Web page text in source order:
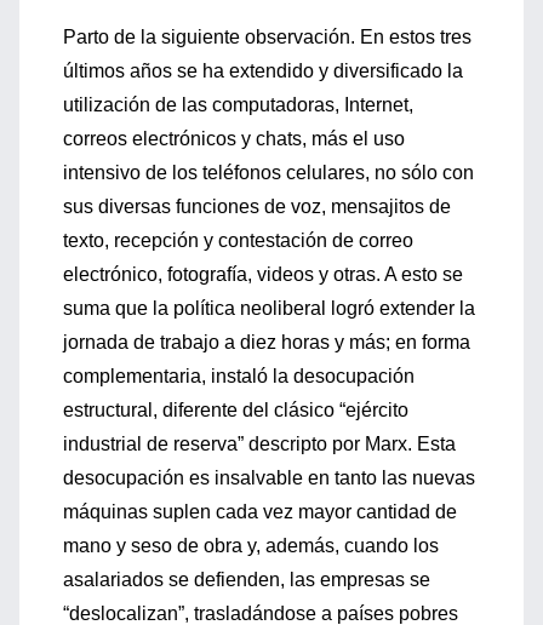
Parto de la siguiente observación. En estos tres
últimos años se ha extendido y diversificado la
utilización de las computadoras, Internet,
correos electrónicos y chats, más el uso
intensivo de los teléfonos celulares, no sólo con
sus diversas funciones de voz, mensajitos de
texto, recepción y contestación de correo
electrónico, fotografía, videos y otras. A esto se
suma que la política neoliberal logró extender la
jornada de trabajo a diez horas y más; en forma
complementaria, instaló la desocupación
estructural, diferente del clásico “ejército
industrial de reserva” descripto por Marx. Esta
desocupación es insalvable en tanto las nuevas
máquinas suplen cada vez mayor cantidad de
mano y seso de obra y, además, cuando los
asalariados se defienden, las empresas se
“deslocalizan”, trasladándose a países pobres